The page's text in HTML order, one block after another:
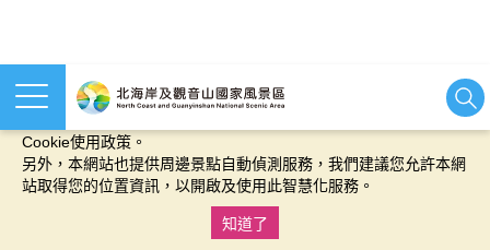
本網站使用cookies等相關技術以持續優化網站服務，並有助於為
您提供更佳的體驗，當您繼續使用本網站即表示您同意我們的
Cookie使用政策。
另外，本網站也提供周邊景點自動偵測服務，我們建議您允許本網
站取得您的位置資訊，以開啟及使用此智慧化服務。
知道了